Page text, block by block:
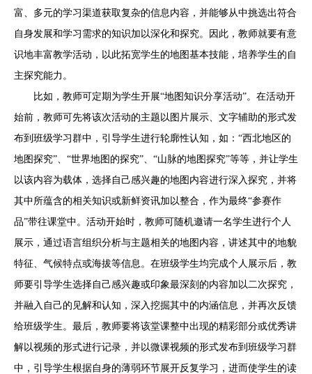
富、多元的学习渠道获取复杂的信息内容，并能够从中挑选出符合
自身发展和学习需求的知识加以深化和探究。因此，教师就要有意
识地丰富教学活动，以此拓宽学生的地图基本技能，培养学生的自
主探究能力。
比如，教师可定期为学生开展“地图知识分享活动”。在活动开
始前，教师可先将该次活动的主题以图片展示、文字辅助的形式发
布到班级学习群中，引导学生进行轮廓性认知，如：“西北地区的
地图探究”、“世界地图的探究”、“山脉的地图探究”等等，并让学生
以该内容为载体，选择自己感兴趣的地图内容进行深入探究，并将
其中所蕴含的相关知识或新鲜资讯加以整合，作为最终“参赛作
品”带往课堂中。活动开始时，教师可随机邀请一名学生进行个人
展示，通过语言组织分析与主题相关的地图内容，讲述其中的地貌
特征、气候特点或海拔等信息。在班级学生均完成个人展示后，教
师要引导学生选择自己感兴趣或印象最深刻的内容加以二次探究，
并融入自己的见解和认知，深入挖掘其中的内涵信息，并再次反馈
给班级学生。最后，教师要将该堂课整中出现的精彩部分或优秀讲
解以视频的形式进行记录，并以微课视频的形式发布到班级学习群
中，引导学生根据自身的薄弱环节展开反复学习，进而使学生的读